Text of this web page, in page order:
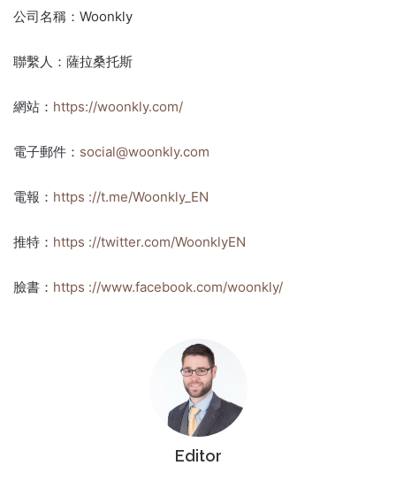
公司名稱：Woonkly
聯繫人：薩拉桑托斯
網站： https://woonkly.com/
電子郵件： social@woonkly.com
電報： https ://t.me/Woonkly_EN
推特： https ://twitter.com/WoonklyEN
臉書： https ://www.facebook.com/woonkly/
Editor